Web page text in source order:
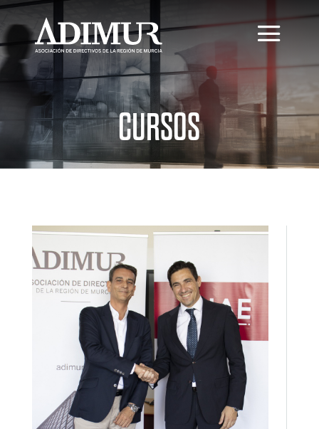
CURSOS